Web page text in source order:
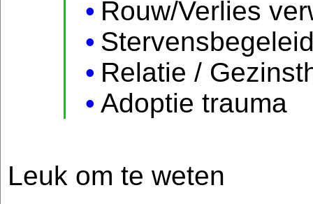
Rouw/Verlies
Relatie /
Adoptie trauma
Leuk om te weten